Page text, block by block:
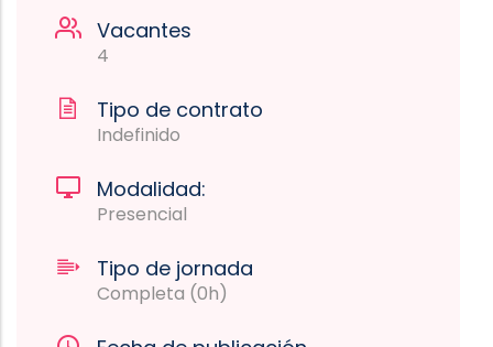
Vacantes
4
Tipo de contrato
Indefinido
Modalidad:
Presencial
Tipo de jornada
Completa (0h)